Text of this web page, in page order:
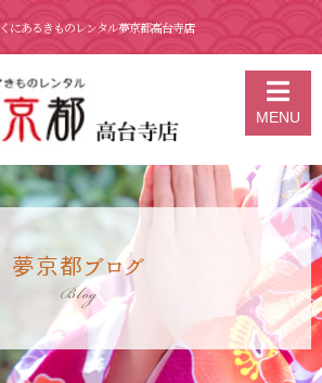
にあるきものレンタル夢京都高台寺店
MENU
都 高台寺店
1月 6日 京都 着物レン
夢京都ブログ
Blog